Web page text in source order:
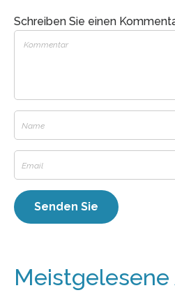
Schreiben Sie einen